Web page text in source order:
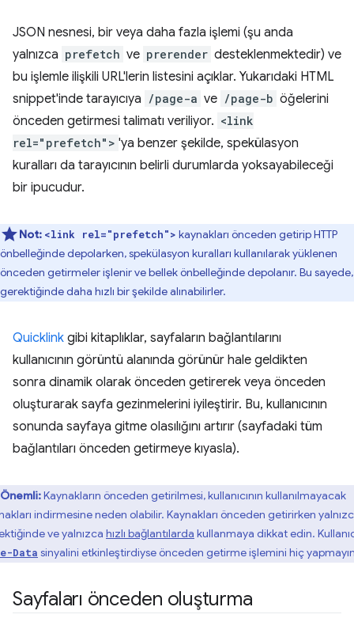
JSON nesnesi, bir veya daha fazla işlemi (şu anda
yalnızca prefetch ve prerender desteklenmektedir) ve
bu işlemle ilişkili URL'lerin listesini açıklar. Yukarıdaki HTML
snippet'inde tarayıcıya /page-a ve /page-b öğelerini
önceden getirmesi talimatı veriliyor. <link
rel="prefetch"> 'ya benzer şekilde, spekülasyon
kuralları da tarayıcının belirli durumlarda yoksayabileceği
bir ipucudur.
Not: <link rel="prefetch"> kaynakları önceden getirip HTTP
önbelleğinde depolarken, spekülasyon kuralları kullanılarak yüklenen
önceden getirmeler işlenir ve bellek önbelleğinde depolanır. Bu sayede,
gerektiğinde daha hızlı bir şekilde alınabilirler.
Quicklink gibi kitaplıklar, sayfaların bağlantılarını
kullanıcının görüntü alanında görünür hale geldikten
sonra dinamik olarak önceden getirerek veya önceden
oluşturarak sayfa gezinmelerini iyileştirir. Bu, kullanıcının
sonunda sayfaya gitme olasılığını artırır (sayfadaki tüm
bağlantıları önceden getirmeye kıyasla).
Önemli:Kaynakların önceden getirilmesi, kullanıcının kullanılmayacak
indirmesine neden olabilir. Kaynakları önceden getirirken
ve yalnızca hızlı bağlantılarda kullanmaya dikkat edin.
Data sinyalini etkinleştirdiyse önceden getirme işlemini hiç
Sayfaları önceden oluşturma